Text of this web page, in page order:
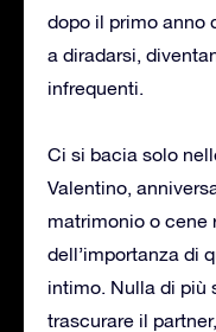
dopo il primo anno
a diradarsi,
infrequenti.
Ci si bacia solo
Valentino,
matrimonio o cene
dell’importanza di
intimo. Nulla di più
trascurare il